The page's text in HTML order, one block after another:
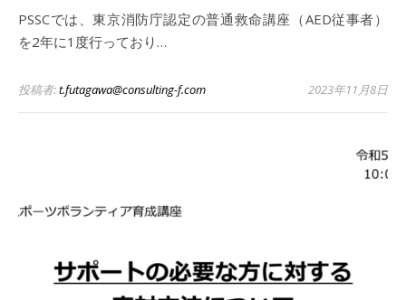
PSSCでは、東京消防庁認定の普通救命講座（AED従事者）
を2年に1度行っており…
投稿者:t.futagawa@consulting-f.com 2023年11月8日